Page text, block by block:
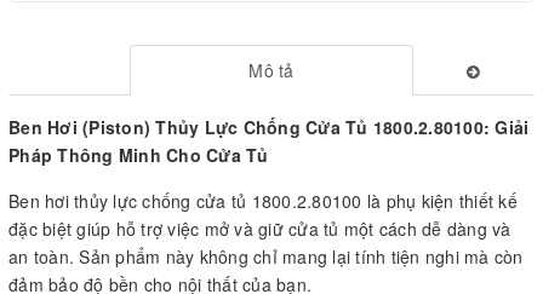
Mô tả
Ben Hơi (Piston) Thủy Lực Chống Cửa Tủ 1800.2.80100: Giải
Pháp Thông Minh Cho Cửa Tủ
Ben hơi thủy lực chống cửa tủ 1800.2.80100 là phụ kiện thiết kế
đặc biệt giúp hỗ trợ việc mở và giữ cửa tủ một cách dễ dàng và
an toàn. Sản phẩm này không chỉ mang lại tính tiện nghi mà còn
đảm bảo độ bền cho nội thất của bạn.